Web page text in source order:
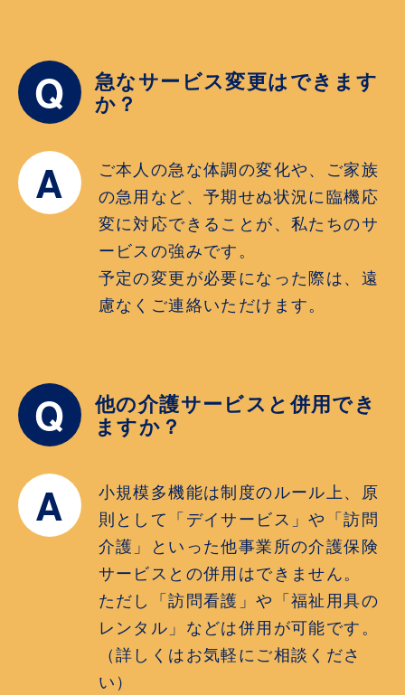
Q 急なサービス変更はできます
か？
A
ご本人の急な体調の変化や、ご家族
の急用など、予期せぬ状況に臨機応
変に対応できることが、私たちのサ
ービスの強みです。
予定の変更が必要になった際は、遠
慮なくご連絡いただけます。
Q 他の介護サービスと併用でき
ますか？
A
小規模多機能は制度のルール上、原
則として「デイサービス」や「訪問
介護」といった他事業所の介護保険
サービスとの併用はできません。
ただし「訪問看護」や「福祉用具の
レンタル」などは併用が可能です。
（詳しくはお気軽にご相談くださ
い）